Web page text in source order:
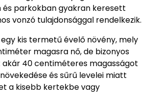
parkokban gyakran keresett
vonzó tulajdonsággal rendelkezik.
kis termetű évelő növény, mely
magasra nő, de bizonyos
40 centiméteres magasságot
és sűrű levelei miatt
a kisebb kertekbe vagy